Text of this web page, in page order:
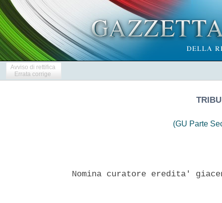
Avviso di rettifica
Errata corrige
(GU Parte
Nomina curatore eredita'